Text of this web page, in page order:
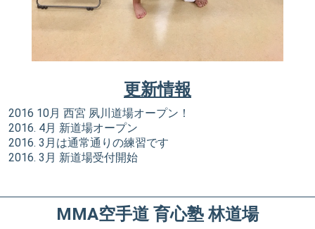
更新情報
2016 10月 西宮 夙川道場オープン！
2016. 4月 新道場オープン
2016. 3月は通常通りの練習です
2016. 3月 新道場受付開始
MMA空手道 育心塾 林道場